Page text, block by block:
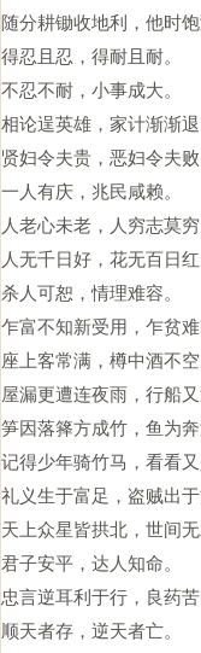
随分耕锄收地利，他时饱
得忍且忍，得耐且耐。
不忍不耐，小事成大。
相论逞英雄，家计渐渐退
贤妇令夫贵，恶妇令夫败
一人有庆，兆民咸赖。
人老心未老，人穷志莫穷
人无千日好，花无百日红
杀人可恕，情理难容。
乍富不知新受用，乍贫难
座上客常满，樽中酒不空
屋漏更遭连夜雨，行船又
笋因落箨方成竹，鱼为奔
记得少年骑竹马，看看又
礼义生于富足，盗贼出于
天上众星皆拱北，世间无
君子安平，达人知命。
忠言逆耳利于行，良药苦
顺天者存，逆天者亡。